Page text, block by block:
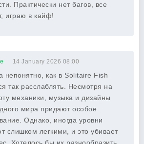
Практически нет багов, все
играю в кайф!
14 January 2026 08:00
непонятно, как в Solitaire Fish
так расслаблять. Несмотря на
механики, музыка и дизайны
мира придают особое
Однако, иногда уровни
слишком легкими, и это убивает